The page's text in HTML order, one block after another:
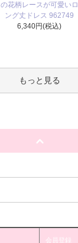
の花柄レースが可愛いロ
ング丈ドレス 962749
6,340円(税込)
もっと見る
会員登録